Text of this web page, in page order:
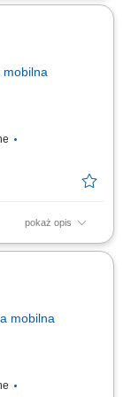
Realizacja
Budowanie
mobilna
pokaż opis
Aktywne
Realizacja
Budowanie
mobilna